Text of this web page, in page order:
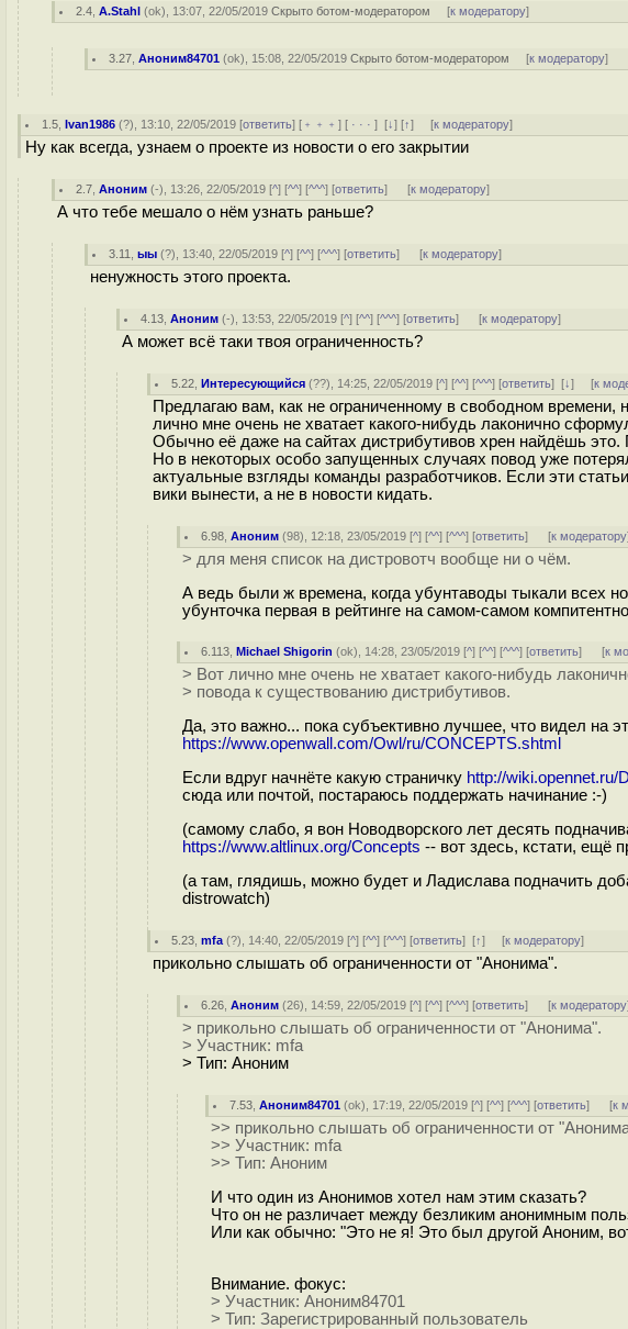
2.4 ,A.Stahl (ok), 13:07, 22/05/2019Скрыто ботом-модератором [к модератору]
3.27 ,Аноним84701 (ok), 15:08, 22/05/2019Скрыто ботом-модератором [к модератору]
1.5 ,Ivan1986 (?), 13:10, 22/05/2019 [ответить] [ ﹢﹢﹢] [ · · ·][↓] [↑] [к модератору]
Ну как всегда, узнаем о проекте из новости о его закрытии
2.7 ,Аноним (-), 13:26, 22/05/2019 [^] [^^] [^^^] [ответить] [к модератору]
А что тебе мешало о нём узнать раньше?
3.11 ,ыы (?), 13:40, 22/05/2019 [^] [^^] [^^^] [ответить] [к модератору]
ненужность этого проекта.
4.13 ,Аноним (-), 13:53, 22/05/2019 [^] [^^] [^^^] [ответить] [к модератору]
А может всё таки твоя ограниченность?
5.22 ,Интересующийся (??), 14:25, 22/05/2019 [^] [^^] [^^^] [ответить][↓] [к
Предлагаю вам, как не ограниченному в свободном времени,
лично мне очень не хватает какого-нибудь лаконично
Обычно её даже на сайтах дистрибутивов хрен найдёшь
Но в некоторых особо запущенных случаях повод уже
актуальные взгляды команды разработчиков. Если эти
вики вынести, а не в новости кидать.
6.98 ,Аноним (98), 12:18, 23/05/2019 [^] [^^] [^^^] [ответить] [к модератору
> для меня список на дистровотч вообще ни о чём.
А ведь были ж времена, когда убунтаводы тыкали всех
убунточка первая в рейтинге на самом-самом
6.113 ,Michael Shigorin (ok), 14:28, 23/05/2019 [^] [^^] [^^^] [ответить] [к
> Вот лично мне очень не хватает какого-нибудь
> повода к существованию дистрибутивов.
Да, это важно... пока субъективно лучшее, что видел на
https://www.openwall.com/Owl/ru/CONCEPTS.shtml
Если вдруг начнёте какую страничку http://wiki.opennet.ru/
сюда или почтой, постараюсь поддержать начинание :-)
(самому слабо, я вон Новодворского лет десять
https://www.altlinux.org/Concepts -- вот здесь, кстати, ещё
(а там, глядишь, можно будет и Ладислава подначить
distrowatch)
5.23 ,mfa (?), 14:40, 22/05/2019 [^] [^^] [^^^] [ответить][↑] [к модератору]
прикольно слышать об ограниченности от "Анонима".
6.26 ,Аноним (26), 14:59, 22/05/2019 [^] [^^] [^^^] [ответить] [к модератору
> прикольно слышать об ограниченности от "Анонима".
> Участник: mfa
> Тип: Аноним
7.53 ,Аноним84701 (ok), 17:19, 22/05/2019 [^] [^^] [^^^] [ответить] [к
>> прикольно слышать об ограниченности от
>> Участник: mfa
>> Тип: Аноним
И что один из Анонимов хотел нам этим сказать?
Что он не различает между безликим анонимным
Или как обычно: "Это не я! Это был другой Аноним,
Внимание. фокус:
> Участник: Аноним84701
> Тип: Зарегистрированный пользователь